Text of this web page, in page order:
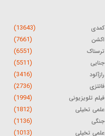
کمدی (13643)
اکشن (7661)
ترسناک (6551)
جنایی (5511)
رازآلود (3416)
فانتزی (2736)
فیلم تلویزیونی (1994)
علمی تخیلی (1812)
جنگی (1136)
علمی تخیلی (1013)